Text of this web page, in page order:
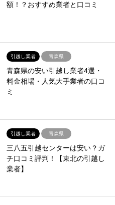
額！？おすすめ業者と口コミ
引越し業者 青森県
青森県の安い引越し業者4選・
料金相場・人気大手業者の口コ
ミ
引越し業者 青森県
三八五引越センターは安い？ガ
チ口コミ評判！【東北の引越し
業者】